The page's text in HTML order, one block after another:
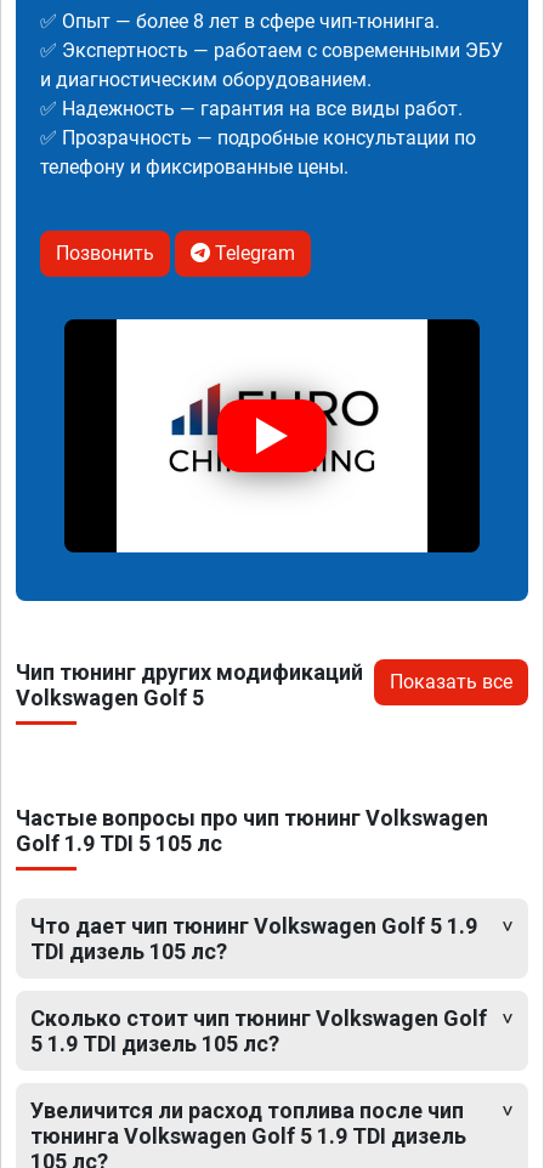
✅ Опыт — более 8 лет в сфере чип-тюнинга.
✅ Экспертность — работаем с современными ЭБУ
и диагностическим оборудованием.
✅ Надежность — гарантия на все виды работ.
✅ Прозрачность — подробные консультации по
телефону и фиксированные цены.
Позвонить Telegram
Чип тюнинг других модификаций
Volkswagen Golf 5
Показать все
Частые вопросы про чип тюнинг Volkswagen
Golf 1.9 TDI 5 105 лс
Что дает чип тюнинг Volkswagen Golf 5 1.9
TDI дизель 105 лс?
Сколько стоит чип тюнинг Volkswagen Golf
5 1.9 TDI дизель 105 лс?
Увеличится ли расход топлива после чип
тюнинга Volkswagen Golf 5 1.9 TDI дизель
105 лс?